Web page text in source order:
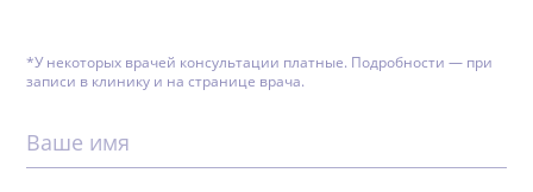
*У некоторых врачей консультации платные. Подробности — при
записи в клинику и на странице врача.
Ваше имя